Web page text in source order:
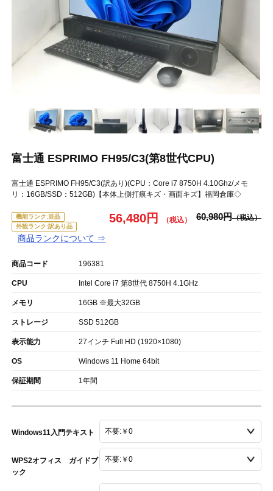
富士通 ESPRIMO FH95/C3(第8世代CPU)
富士通 ESPRIMO FH95/C3(訳あり)(CPU：Core i7 8750H 4.10Ghz/メモ
リ：16GB/SSD：512GB)【本体上側打痕キズ・画面キズ】福岡倉庫◇
機能ランク:並品
外観ランク:訳あり品
商品ランクについて ⇒
56,480円 60,980円
商品コード 196381
CPU Intel Core i7 第8世代 8750H 4.1GHz
メモリ 16GB ※最大32GB
ストレージ SSD 512GB
表示能力 27インチ Full HD (1920×1080)
OS Windows 11 Home 64bit
保証期間 1年間
Windows11入門テキスト
WPS2オフィス ガイドブ
ック